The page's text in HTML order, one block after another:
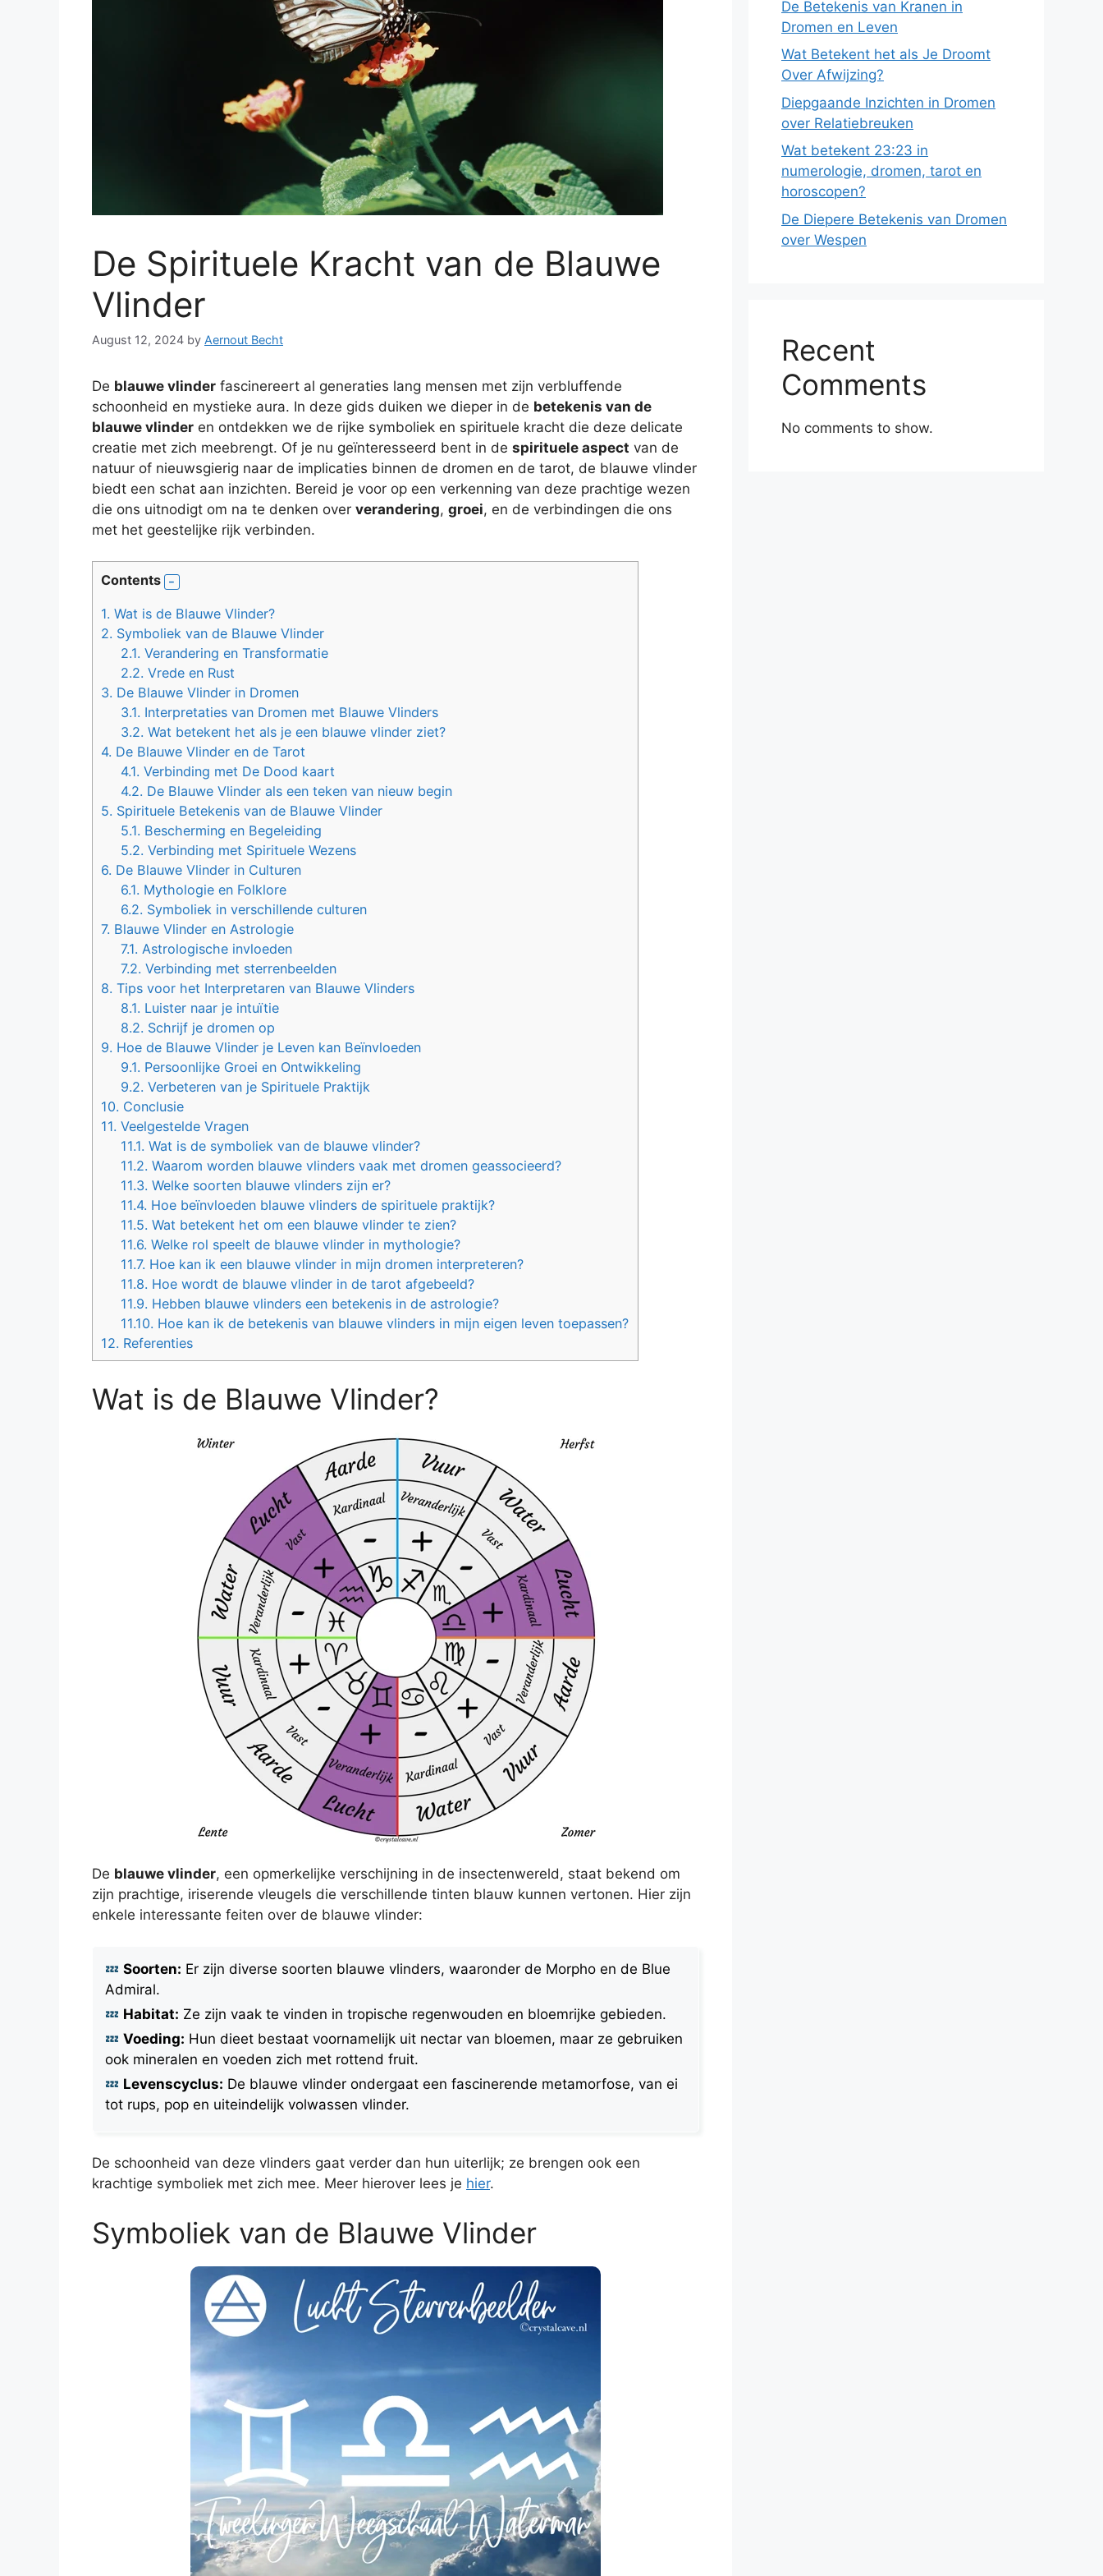
De Spirituele Kracht van de Blauwe
Vlinder
August 12, 2024 by Aernout Becht
De blauwe vlinder fascinereert al generaties lang mensen met zijn verbluffende
schoonheid en mystieke aura. In deze gids duiken we dieper in de betekenis van de
blauwe vlinder en ontdekken we de rijke symboliek en spirituele kracht die deze delicate
creatie met zich meebrengt. Of je nu geïnteresseerd bent in de spirituele aspect van de
natuur of nieuwsgierig naar de implicaties binnen de dromen en de tarot, de blauwe vlinder
biedt een schat aan inzichten. Bereid je voor op een verkenning van deze prachtige wezen
die ons uitnodigt om na te denken over verandering, groei, en de verbindingen die ons
met het geestelijke rijk verbinden.
Contents
1. Wat is de Blauwe Vlinder?
2. Symboliek van de Blauwe Vlinder
2.1. Verandering en Transformatie
2.2. Vrede en Rust
3. De Blauwe Vlinder in Dromen
3.1. Interpretaties van Dromen met Blauwe Vlinders
3.2. Wat betekent het als je een blauwe vlinder ziet?
4. De Blauwe Vlinder en de Tarot
4.1. Verbinding met De Dood kaart
4.2. De Blauwe Vlinder als een teken van nieuw begin
5. Spirituele Betekenis van de Blauwe Vlinder
5.1. Bescherming en Begeleiding
5.2. Verbinding met Spirituele Wezens
6. De Blauwe Vlinder in Culturen
6.1. Mythologie en Folklore
6.2. Symboliek in verschillende culturen
7. Blauwe Vlinder en Astrologie
7.1. Astrologische invloeden
7.2. Verbinding met sterrenbeelden
8. Tips voor het Interpretaren van Blauwe Vlinders
8.1. Luister naar je intuïtie
8.2. Schrijf je dromen op
9. Hoe de Blauwe Vlinder je Leven kan Beïnvloeden
9.1. Persoonlijke Groei en Ontwikkeling
9.2. Verbeteren van je Spirituele Praktijk
10. Conclusie
11. Veelgestelde Vragen
11.1. Wat is de symboliek van de blauwe vlinder?
11.2. Waarom worden blauwe vlinders vaak met dromen geassocieerd?
11.3. Welke soorten blauwe vlinders zijn er?
11.4. Hoe beïnvloeden blauwe vlinders de spirituele praktijk?
11.5. Wat betekent het om een blauwe vlinder te zien?
11.6. Welke rol speelt de blauwe vlinder in mythologie?
11.7. Hoe kan ik een blauwe vlinder in mijn dromen interpreteren?
11.8. Hoe wordt de blauwe vlinder in de tarot afgebeeld?
11.9. Hebben blauwe vlinders een betekenis in de astrologie?
11.10. Hoe kan ik de betekenis van blauwe vlinders in mijn eigen leven toepassen?
12. Referenties
Wat is de Blauwe Vlinder?
De blauwe vlinder, een opmerkelijke verschijning in de insectenwereld, staat bekend om
zijn prachtige, iriserende vleugels die verschillende tinten blauw kunnen vertonen. Hier zijn
enkele interessante feiten over de blauwe vlinder:
Soorten: Er zijn diverse soorten blauwe vlinders, waaronder de Morpho en de Blue
Admiral.
Habitat: Ze zijn vaak te vinden in tropische regenwouden en bloemrijke gebieden.
Voeding: Hun dieet bestaat voornamelijk uit nectar van bloemen, maar ze gebruiken
ook mineralen en voeden zich met rottend fruit.
Levenscyclus: De blauwe vlinder ondergaat een fascinerende metamorfose, van ei
tot rups, pop en uiteindelijk volwassen vlinder.
De schoonheid van deze vlinders gaat verder dan hun uiterlijk; ze brengen ook een
krachtige symboliek met zich mee. Meer hierover lees je hier.
Symboliek van de Blauwe Vlinder
De Betekenis van Kranen in
Dromen en Leven
Wat Betekent het als Je Droomt
Over Afwijzing?
Diepgaande Inzichten in Dromen
over Relatiebreuken
Wat betekent 23:23 in
numerologie, dromen, tarot en
horoscopen?
De Diepere Betekenis van Dromen
over Wespen
Recent
Comments
No comments to show.